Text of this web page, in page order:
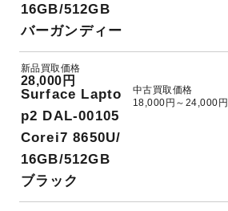
16GB/512GB
バーガンディー
Surface Lapto
p2 DAL-00105
Corei7 8650U/
16GB/512GB
ブラック
新品買取価格
28,000円
中古買取価格
18,000円～24,000円